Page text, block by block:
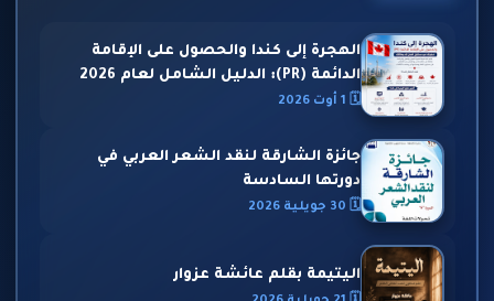
الهجرة إلى كندا والحصول على الإقامة
الدائمة (PR): الدليل الشامل لعام 2026
🗓 1 أوت 2026
جائزة الشارقة لنقد الشعر العربي في
دورتها السادسة
🗓 30 جويلية 2026
اليتيمة بقلم عائشة عزوار